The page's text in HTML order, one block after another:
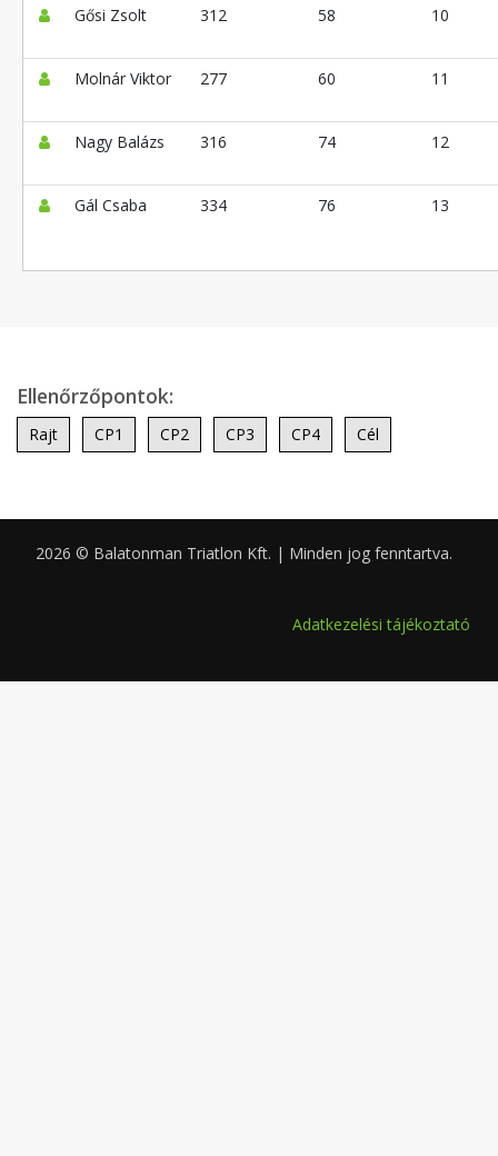
Gősi Zsolt 312 58 10
Molnár Viktor 277 60 11
Nagy Balázs 316 74 12
Gál Csaba 334 76 13
Ellenőrzőpontok:
Rajt CP1 CP2 CP3 CP4 Cél
2026 © Balatonman Triatlon Kft. | Minden jog fenntartva.
Adatkezelési tájékoztató